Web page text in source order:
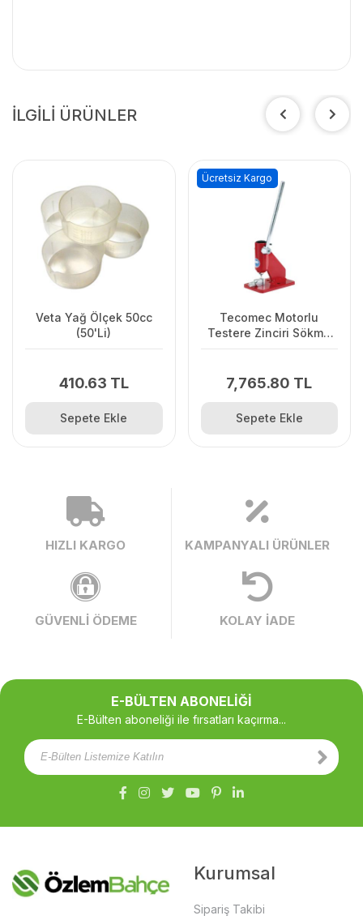
İLGİLİ ÜRÜNLER
Veta Yağ Ölçek 50cc
(50'Li)
410.63 TL
Sepete Ekle
Tecomec Motorlu
Testere Zinciri Sökme
7,765.80 TL
Ücretsiz Kargo
Sepete Ekle
HIZLI KARGO KAMPANYALI ÜRÜNLER
GÜVENLİ ÖDEME KOLAY İADE
E-BÜLTEN ABONELİĞİ
E-Bülten aboneliği ile fırsatları kaçırma...
Kurumsal
Sipariş Takibi